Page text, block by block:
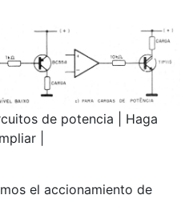
de potencia | Haga
|
el accionamiento de